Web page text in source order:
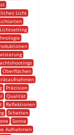
Licht
Lichtsetting
Oberflächen
Präzision
Qualität
Reflektionen
Schatten
Sonne
Aufnahmen